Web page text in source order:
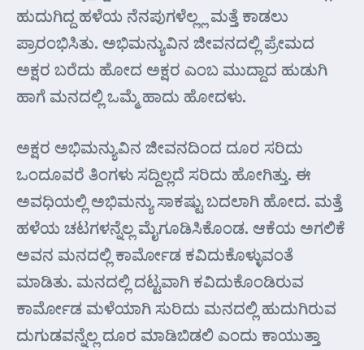
ಹುದುಗಿದ್ದ ಹಳೆಯ ನೆನಪುಗಳೆಲ್ಲ್ಲ ಮತ್ತೆ ಕಾಡಲು
ಪ್ರಾರಂಭಿಸಿತು. ಅಭಿಮನ್ಯುವಿನ ಜೀವನದಲ್ಲಿ ಪ್ರೇಮದ
ಅಕ್ಷರ ಬರೆದು ಹೋದ ಅಕ್ಷರ ಎಂಬ ಮುದ್ದಾದ ಹುಡುಗಿ
ಹಾಗೆ ಮನದಲ್ಲಿ ಒಮ್ಮೆ ಹಾದು ಹೋದಳು.
ಅಕ್ಷರ ಅಭಿಮನ್ಯುವಿನ ಜೀವನದಿಂದ ದೂರ ಸರಿದು
ಒಂದೂವರೆ ತಿಂಗಳು ಸದ್ದಿಲ್ಲದೆ ಸರಿದು ಹೋಗಿತ್ತು. ಈ
ಅವಧಿಯಲ್ಲಿ ಅಭಿಮನ್ಯು ಸಾಕಷ್ಟು ಬದಲಾಗಿ ಹೋದ. ಮತ್ತೆ
ಹಳೆಯ ಚಟಗಳನ್ನೆಲ್ಲ ಮೈಗೂಡಿಸಿಕೊಂಡ. ಆಕೆಯ ಅಗಲಿಕೆ
ಅವನ ಮನದಲ್ಲಿ ಕಾರ್ಮೋಡ ಕವಿದುಕೊಳ್ಳುವಂತೆ
ಮಾಡಿತು. ಮನದಲ್ಲಿ ದಟ್ಟವಾಗಿ ಕವಿದುಕೊಂಡಿರುವ
ಕಾರ್ಮೋಡ ಮಳೆಯಾಗಿ ಸುರಿದು ಮನದಲ್ಲಿ ಹುದುಗಿರುವ
ದುಗುಡವನ್ನೆಲ್ಲ ದೂರ ಮಾಡಿಬಿಡಲಿ ಎಂದು ಕಾಯುತ್ತಾ